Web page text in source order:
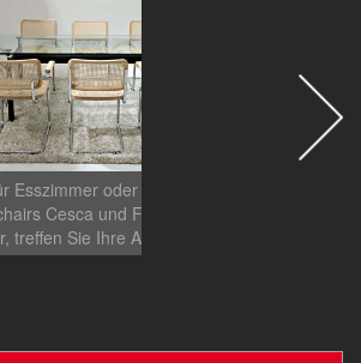
Esszimmer oder für das Office, mit
Cesca und Freischwinger von
treffen Sie Ihre Auswahl.